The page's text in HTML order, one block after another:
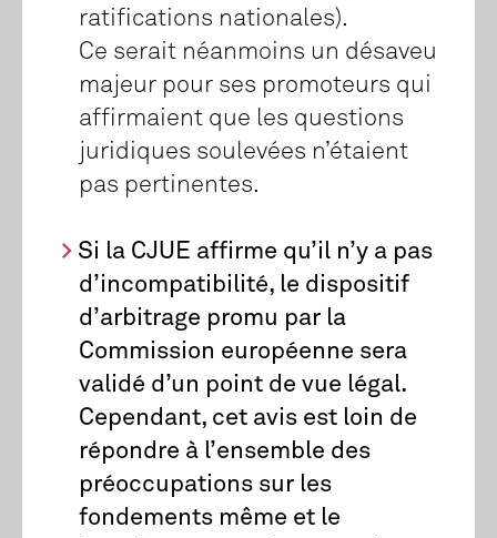
ratifications nationales).
Ce serait néanmoins un désaveu
majeur pour ses promoteurs qui
affirmaient que les questions
juridiques soulevées n’étaient
pas pertinentes.
Si la CJUE affirme qu’il n’y a pas
d’incompatibilité, le dispositif
d’arbitrage promu par la
Commission européenne sera
validé d’un point de vue légal.
Cependant, cet avis est loin de
répondre à l’ensemble des
préoccupations sur les
fondements même et le